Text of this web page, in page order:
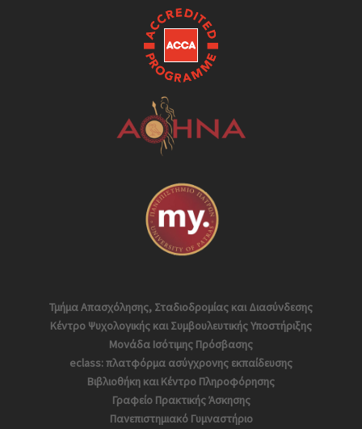
Τμήμα Απασχόλησης, Σταδιοδρομίας και Διασύνδεσης
Κέντρο Ψυχολογικής και Συμβουλευτικής Υποστήριξης
Μονάδα Ισότιμης Πρόσβασης
eclass: πλατφόρμα ασύγχρονης εκπαίδευσης
Βιβλιοθήκη και Κέντρο Πληροφόρησης
Γραφείο Πρακτικής Άσκησης
Πανεπιστημιακό Γυμναστήριο